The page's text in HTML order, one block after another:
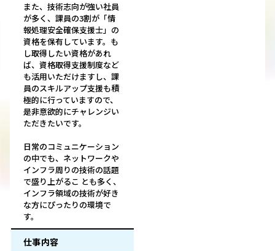
また、技術志向が強い社員
が多く、課員の3割が「情
報処理安全確保支援士」の
資格を保有しています。も
し取得したい資格があれ
ば、資格取得支援制度など
も活用いただけますし、課
員のスキルアップ支援も積
極的に行っていますので、
是非意欲的にチャレンジい
ただきたいです。
日常のコミュニケーション
の中でも、ネットワークや
インフラ周りの技術の話題
で盛り上がるこ とも多く、
インフラ領域の技術が好き
な方にぴったりの環境で
す。
仕事内容